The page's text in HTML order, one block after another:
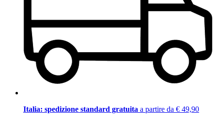
Italia: spedizione standard gratuita a partire da € 49,90